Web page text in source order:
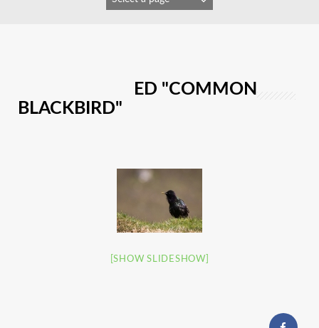
IMAGES TAGGED "COMMON
BLACKBIRD"
[SHOW SLIDESHOW]